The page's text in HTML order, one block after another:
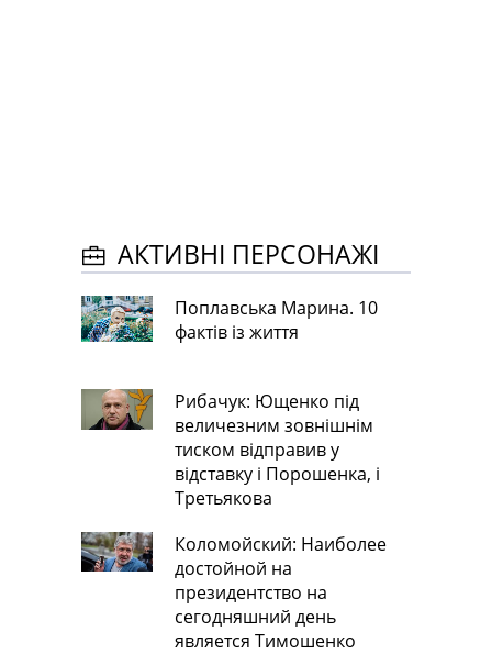
АКТИВНІ ПЕРСОНАЖІ
Поплавська Марина. 10
фактів із життя
Рибачук: Ющенко під
величезним зовнішнім
тиском відправив у
відставку і Порошенка, і
Третьякова
Коломойский: Наиболее
достойной на
президентство на
сегодняшний день
является Тимошенко